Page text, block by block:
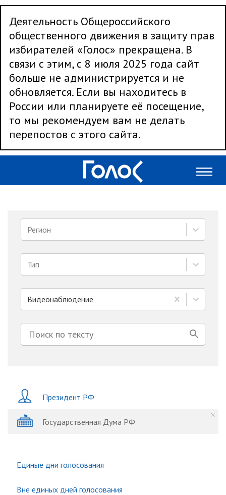
Деятельность Общероссийского
общественного движения в защиту прав
избирателей «Голос» прекращена. В
связи с этим, с 8 июля 2025 года сайт
больше не администрируется и не
обновляется. Если вы находитесь в
России или планируете её посещение,
то мы рекомендуем вам не делать
перепостов с этого сайта.
Регион
Тип
Видеонаблюдение
Президент РФ
Государственная Дума РФ
Единые дни голосования
Вне единых дней голосования